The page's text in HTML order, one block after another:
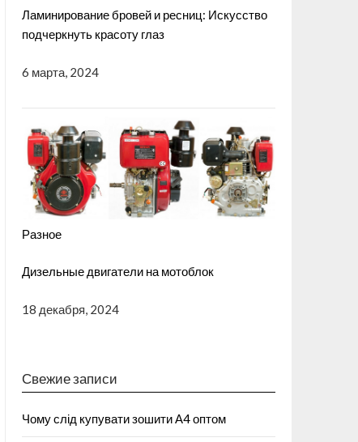
Ламинирование бровей и ресниц: Искусство
подчеркнуть красоту глаз
6 марта, 2024
Разное
Дизельные двигатели на мотоблок
18 декабря, 2024
Свежие записи
Чому слід купувати зошити А4 оптом